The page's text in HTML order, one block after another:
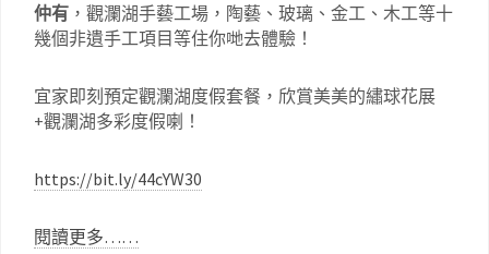
仲有 ，觀瀾湖手藝工場，陶藝、玻璃、金工、木工等十
幾個非遺手工項目等住你哋去體驗！
宜家即刻預定觀瀾湖度假套餐，欣賞美美的繡球花展
+觀瀾湖多彩度假喇！
https://bit.ly/44cYW30
閱讀更多……